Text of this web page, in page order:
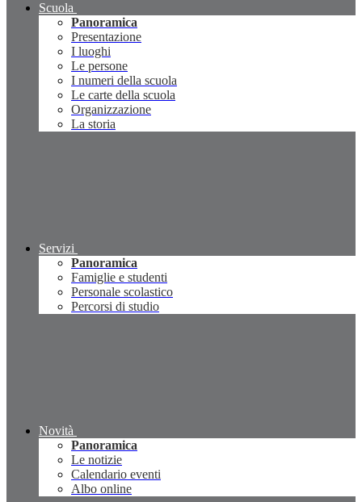
Scuola
Panoramica
Presentazione
I luoghi
Le persone
I numeri della scuola
Le carte della scuola
Organizzazione
La storia
Servizi
Panoramica
Famiglie e studenti
Personale scolastico
Percorsi di studio
Novità
Panoramica
Le notizie
Calendario eventi
Albo online